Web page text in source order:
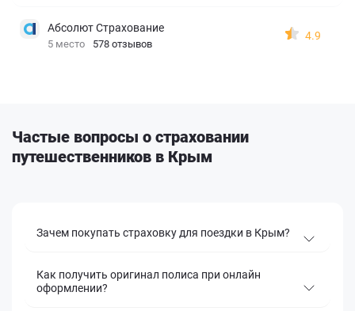
Абсолют Страхование
5 место 578 отзывов
4.9
Частые вопросы о страховании
путешественников в Крым
Зачем покупать страховку для поездки в Крым?
Как получить оригинал полиса при онлайн
оформлении?